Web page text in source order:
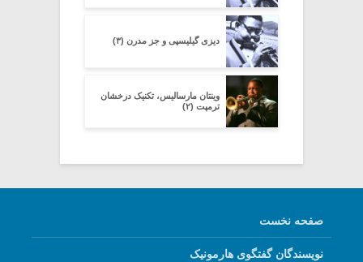
دیزی گیلیسپی و جز مدرن (۳)
وینتان مارسالیس، تکنیک درخشان
ترمپت (۲)
صفحه نخست
نویسندگان گفتگوی هارمونیک